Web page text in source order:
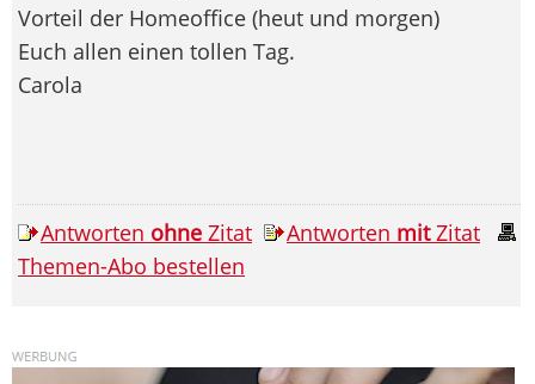
Vorteil der Homeoffice (heut und morgen)
Euch allen einen tollen Tag.
Carola
Antworten ohne Zitat Antworten mitZitat
Themen-Abo bestellen